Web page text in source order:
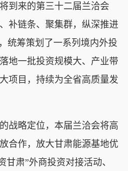
到来的第三十二届兰洽会
补链条、聚集群，纵深推进
统筹策划了一系列境内外投
地一批投资规模大、产业带
项目，持续为全省高质量发
略定位，本届兰洽会将高
合作，放大甘肃能源基地优
甘肃”外商投资对接活动、